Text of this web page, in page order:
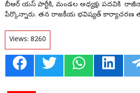
బీఆర్ యస్ పార్టీకి, మండల అధ్యక్షు పదవికి
పేర్కొన్నారు. తన రాజకీయ భవిష్యత్ కార్యాచరణ
Views: 8260